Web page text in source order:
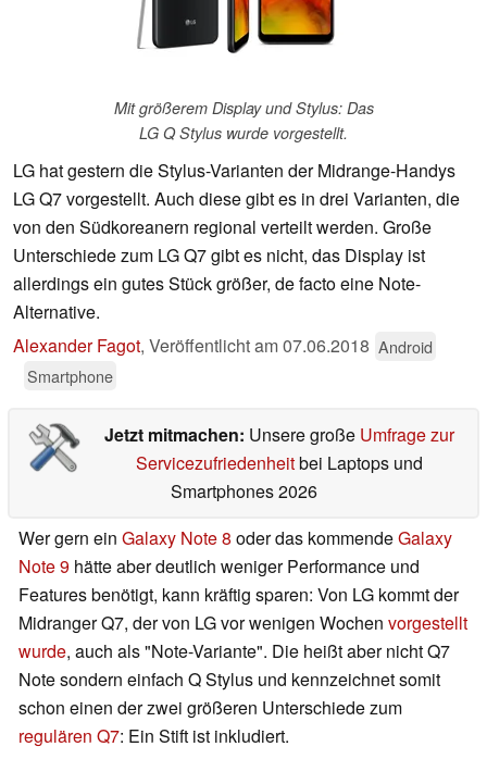
Mit größerem Display und Stylus: Das
LG Q Stylus wurde vorgestellt.
LG hat gestern die Stylus-Varianten der Midrange-Handys
LG Q7 vorgestellt. Auch diese gibt es in drei Varianten, die
von den Südkoreanern regional verteilt werden. Große
Unterschiede zum LG Q7 gibt es nicht, das Display ist
allerdings ein gutes Stück größer, de facto eine Note-
Alternative.
Alexander Fagot, Veröffentlicht am07.06.2018 Android
Smartphone
Jetzt mitmachen: Unsere große Umfrage zur
Servicezufriedenheitbei Laptops und
Smartphones 2026
Wer gern ein Galaxy Note 8 oder das kommendeGalaxy
Note 9 hätte aber deutlich weniger Performance und
Features benötigt, kann kräftig sparen: Von LG kommt der
Midranger Q7, der von LG vor wenigen Wochen vorgestellt
wurde, auch als "Note-Variante". Die heißt aber nicht Q7
Note sondern einfach Q Stylus und kennzeichnet somit
schon einen der zwei größeren Unterschiede zum
regulären Q7: Ein Stift ist inkludiert.